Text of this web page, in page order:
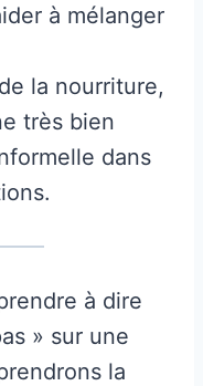
à mélanger
la nourriture,
très bien
dans
à dire
» sur une
la